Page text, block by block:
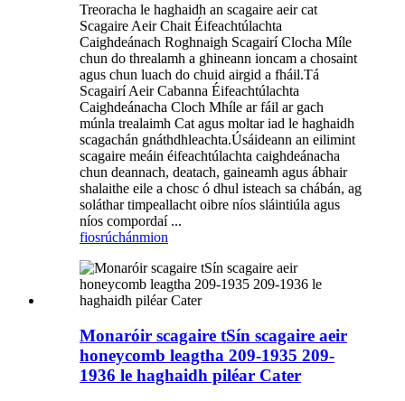
Treoracha le haghaidh an scagaire aeir cat
Scagaire Aeir Chait Éifeachtúlachta
Caighdeánach Roghnaigh Scagairí Clocha Míle
chun do threalamh a ghineann ioncam a chosaint
agus chun luach do chuid airgid a fháil.Tá
Scagairí Aeir Cabanna Éifeachtúlachta
Caighdeánacha Cloch Mhíle ar fáil ar gach
múnla trealaimh Cat agus moltar iad le haghaidh
scagachán gnáthdhleachta.Úsáideann an eilimint
scagaire meáin éifeachtúlachta caighdeánacha
chun deannach, deatach, gaineamh agus ábhair
shalaithe eile a chosc ó dhul isteach sa chábán, ag
soláthar timpeallacht oibre níos sláintiúla agus
níos compordaí ...
fiosrúchánmion
Monaróir scagaire tSín scagaire aeir
honeycomb leagtha 209-1935 209-
1936 le haghaidh piléar Cater